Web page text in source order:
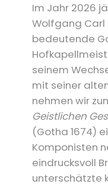
Im Jahr 2026
Wolfgang Carl
bedeutende
seinem
mit seiner
nehmen wir
Geistlichen
(Gotha 1674)
Komponisten
eindrucksvoll
unterschätzte